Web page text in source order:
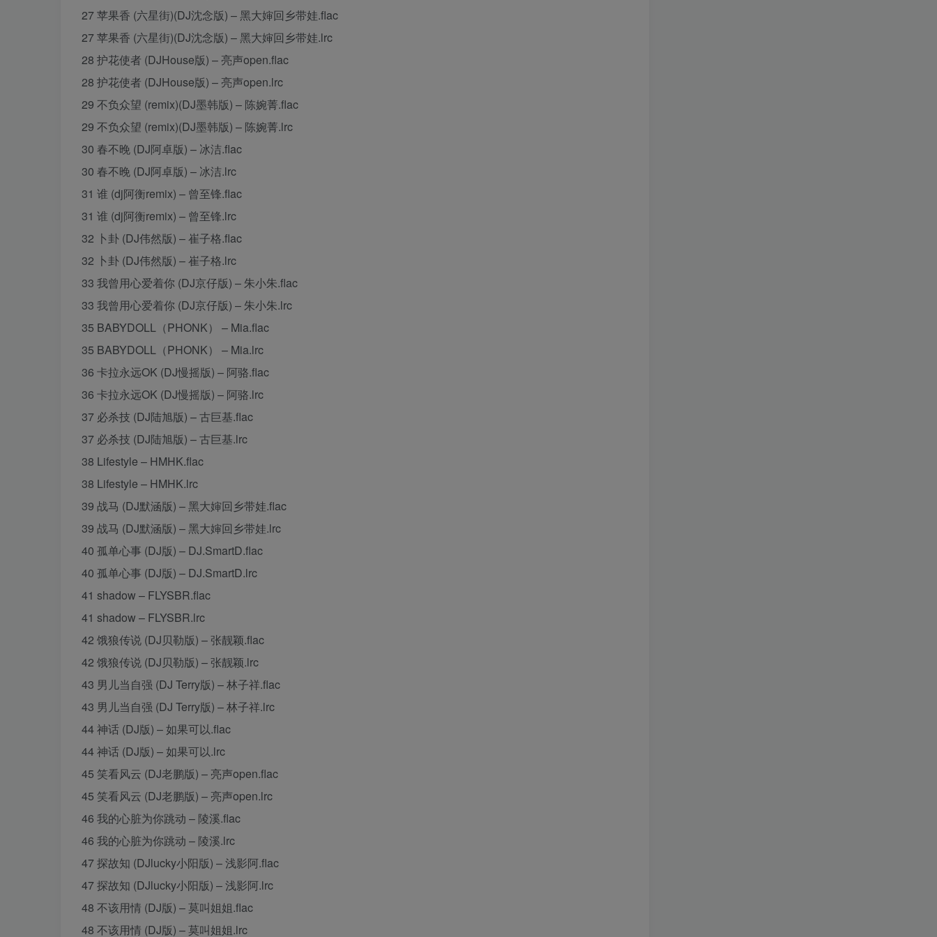
27 苹果香 (六星街)(DJ沈念版) – 黑大婶回乡带娃.flac
27 苹果香 (六星街)(DJ沈念版) – 黑大婶回乡带娃.lrc
28 护花使者 (DJHouse版) – 亮声open.flac
28 护花使者 (DJHouse版) – 亮声open.lrc
29 不负众望 (remix)(DJ墨韩版) – 陈婉菁.flac
29 不负众望 (remix)(DJ墨韩版) – 陈婉菁.lrc
30 春不晚 (DJ阿卓版) – 冰洁.flac
30 春不晚 (DJ阿卓版) – 冰洁.lrc
31 谁 (dj阿衡remix) – 曾至锋.flac
31 谁 (dj阿衡remix) – 曾至锋.lrc
32 卜卦 (DJ伟然版) – 崔子格.flac
32 卜卦 (DJ伟然版) – 崔子格.lrc
33 我曾用心爱着你 (DJ京仔版) – 朱小朱.flac
33 我曾用心爱着你 (DJ京仔版) – 朱小朱.lrc
35 BABYDOLL（PHONK） – Mia.flac
35 BABYDOLL（PHONK） – Mia.lrc
36 卡拉永远OK (DJ慢摇版) – 阿骆.flac
36 卡拉永远OK (DJ慢摇版) – 阿骆.lrc
37 必杀技 (DJ陆旭版) – 古巨基.flac
37 必杀技 (DJ陆旭版) – 古巨基.lrc
38 Lifestyle – HMHK.flac
38 Lifestyle – HMHK.lrc
39 战马 (DJ默涵版) – 黑大婶回乡带娃.flac
39 战马 (DJ默涵版) – 黑大婶回乡带娃.lrc
40 孤单心事 (DJ版) – DJ.SmartD.flac
40 孤单心事 (DJ版) – DJ.SmartD.lrc
41 shadow – FLYSBR.flac
41 shadow – FLYSBR.lrc
42 饿狼传说 (DJ贝勒版) – 张靓颖.flac
42 饿狼传说 (DJ贝勒版) – 张靓颖.lrc
43 男儿当自强 (DJ Terry版) – 林子祥.flac
43 男儿当自强 (DJ Terry版) – 林子祥.lrc
44 神话 (DJ版) – 如果可以.flac
44 神话 (DJ版) – 如果可以.lrc
45 笑看风云 (DJ老鹏版) – 亮声open.flac
45 笑看风云 (DJ老鹏版) – 亮声open.lrc
46 我的心脏为你跳动 – 陵溪.flac
46 我的心脏为你跳动 – 陵溪.lrc
47 探故知 (DJlucky小阳版) – 浅影阿.flac
47 探故知 (DJlucky小阳版) – 浅影阿.lrc
48 不该用情 (DJ版) – 莫叫姐姐.flac
48 不该用情 (DJ版) – 莫叫姐姐.lrc